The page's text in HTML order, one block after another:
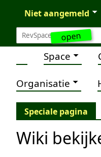
open
Niet aangemeld
Space
Organisatie
Speciale pagina
Wiki